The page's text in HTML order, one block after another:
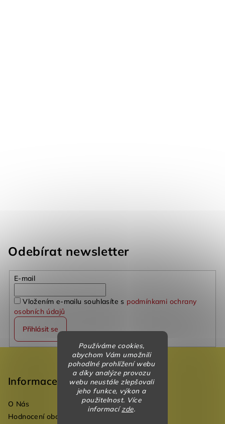
Používáme cookies,
abychom Vám umožnili
pohodlné prohlížení webu
a díky analýze provozu
webu neustále zlepšovali
jeho funkce, výkon a
použitelnost. Více
informacízde.
Odebírat newsletter
E-mail
Vložením e-mailu souhlasíte s podmínkami ochrany
osobních údajů
Přihlásit se
Informace
O Nás
Hodnocení obchodu